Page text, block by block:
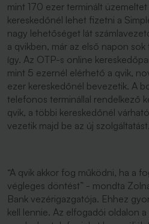
mint 170 ezer terminált
kereskedőnél lehet fizetni a
nagy lehetőséget lát
a qvikben, már az első napon
így. Az OTP-s online
mint 5 ezernél elérhető a qvik,
ezer kereskedőnél bevezetik. A
telefonos terminállal rendelkező
qvik, a többi kereskedőnél
vezetik majd be az új szolgáltatást.
“A qvik akkor fog működni, ha a
végleges döntést” - mondta
Bank vezérigazgatója. Ehhez
kell lennie. Az elfogadói oldalon